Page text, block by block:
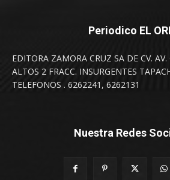
Periodico EL
EDITORA ZAMORA CRUZ SA DE CV.
ALTOS 2 FRACC. INSURGENTES
TELEFONOS . 6262241, 6262131
Nuestra Redes